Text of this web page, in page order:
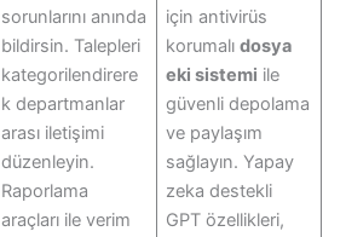
sorunlarını anında
bildirsin. Talepleri
kategorilendirere
k departmanlar
arası iletişimi
düzenleyin.
Raporlama
araçları ile verim
için antivirüs
korumalıdosya
eki sistemi ile
güvenli depolama
ve paylaşım
sağlayın. Yapay
zeka destekli
GPT özellikleri,